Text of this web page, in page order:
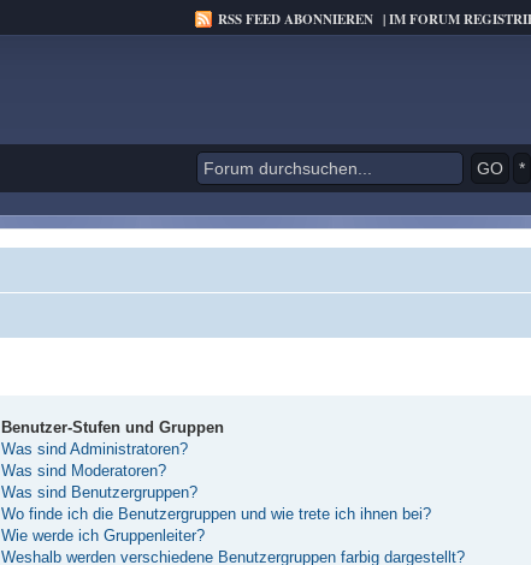
RSS FEED ABONNIEREN |IM FORUM
*
Benutzer-Stufen und Gruppen
Was sind Administratoren?
Was sind Moderatoren?
Was sind Benutzergruppen?
Wo finde ich die Benutzergruppen und wie trete ich ihnen bei?
Wie werde ich Gruppenleiter?
Weshalb werden verschiedene Benutzergruppen farbig dargestellt?